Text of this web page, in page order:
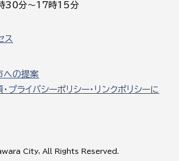
30分～17時15分
ス
への提案
プライバシーポリシー・リンクポリシーに
City, All Rights Reserved.